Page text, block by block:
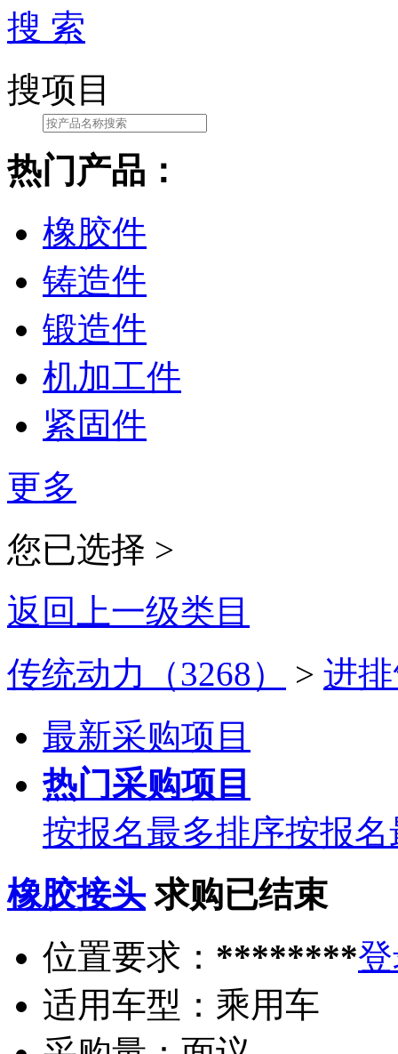
搜 索
搜项目
热门产品：
橡胶件
铸造件
锻造件
机加工件
紧固件
更多
您已选择 >
返回上一级类目
传统动力（3268）
> 进
最新采购项目
热门采购项目
按报名最多排序按报
橡胶接头 求购已结束
位置要求： ********
适用车型： 乘用车